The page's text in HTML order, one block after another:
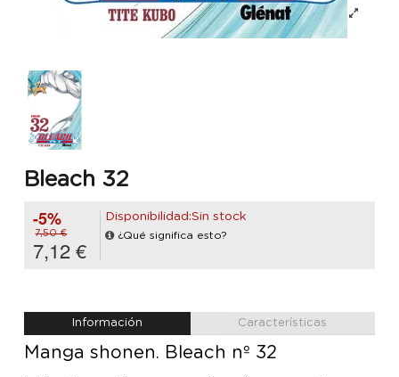
Bleach 32
-5%
7,50 €
7,12 €
Disponibilidad:Sin stock
¿Qué significa esto?
Información Características
Manga shonen. Bleach nº 32